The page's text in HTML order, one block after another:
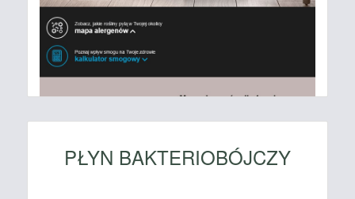
PŁYN BAKTERIOBÓJCZY